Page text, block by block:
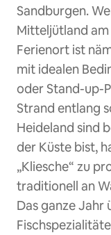
Sandburgen.
Mitteljütland
Ferienort ist
mit idealen
oder Stand-up-
Strand entlang
Heideland sind
der Küste bist,
„Kliesche“ zu
traditionell an
Das ganze Jahr